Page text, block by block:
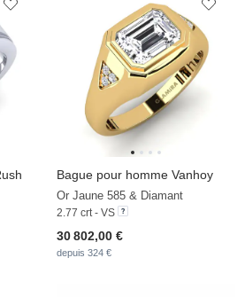
Bague pour homme Vanhoy
Or Jaune 585 & Diamant
2.77 crt - VS
30 802,00 €
depuis 324 €